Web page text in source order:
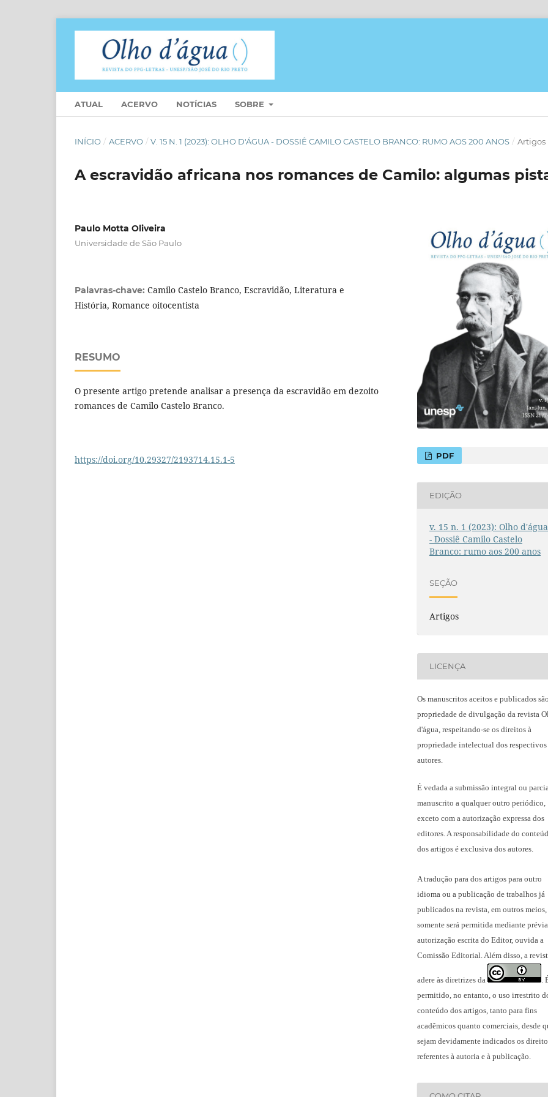
ATUAL ACERVO NOTÍCIAS SOBRE
INÍCIO / ACERVO / V. 15 N. 1 (2023): OLHO D'ÁGUA - DOSSIÊ CAMILO CASTELO BRANCO: RUMO AOS 200 ANOS / Artigos
A escravidão africana nos romances de Camilo: algumas
Paulo Motta Oliveira
Universidade de São Paulo
Palavras-chave: Camilo Castelo Branco, Escravidão, Literatura e
História, Romance oitocentista
RESUMO
O presente artigo pretende analisar a presença da escravidão em dezoito
romances de Camilo Castelo Branco.
https://doi.org/10.29327/2193714.15.1-5 PDF
EDIÇÃO
v. 15 n. 1 (2023): Olho d'água
- Dossiê Camilo Castelo
Branco: rumo aos 200 anos
SEÇÃO
Artigos
LICENÇA
Os manuscritos aceitos e publicados
propriedade de divulgação da revista
d'água, respeitando-se os direitos à
propriedade intelectual dos respectivos
autores.
É vedada a submissão integral ou
manuscrito a qualquer outro periódico,
exceto com a autorização expressa dos
editores. A responsabilidade do
dos artigos é exclusiva dos autores.
A tradução para dos artigos para outro
idioma ou a publicação de trabalhos já
publicados na revista , em outros meios,
somente será permitida mediante prévia
autorização escrita do Editor, ouvida a
Comissão Editorial. Além disso, a
adere às diretrizes da
permitido, no entanto, o uso irrestrito
conteúdo dos artigos, tanto para fins
acadêmicos quanto comerciais, desde
sejam devidamente indicados os
referentes à autoria e à publicação.